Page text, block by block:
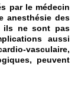
par le médecin
anesthésie des
ils ne sont pas
aussi
vasculaire,
peuvent